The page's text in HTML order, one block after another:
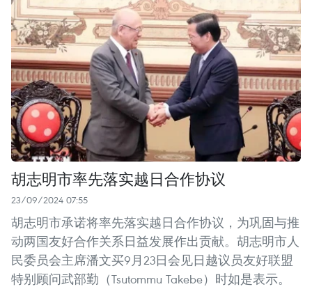
胡志明市率先落实越日合作协议
23/09/2024 07:55
胡志明市承诺将率先落实越日合作协议，为巩固与推
动两国友好合作关系日益发展作出贡献。胡志明市人
民委员会主席潘文买9月23日会见日越议员友好联盟
特别顾问武部勤（Tsutommu Takebe）时如是表示。